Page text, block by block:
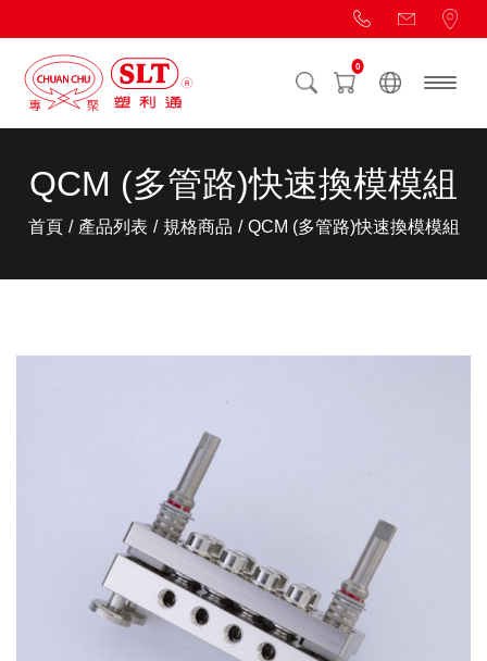
0
QCM (多管路)快速換模模組
首頁 產品列表 規格商品 QCM (多管路)快速換模模組